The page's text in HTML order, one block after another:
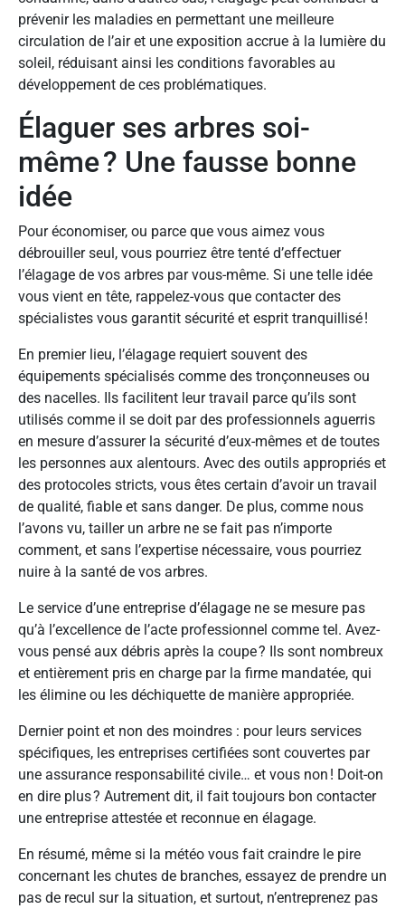
prévenir les maladies en permettant une meilleure
circulation de l’air et une exposition accrue à la lumière du
soleil, réduisant ainsi les conditions favorables au
développement de ces problématiques.
Élaguer ses arbres soi-
même ? Une fausse bonne
idée
Pour économiser, ou parce que vous aimez vous
débrouiller seul, vous pourriez être tenté d’effectuer
l’élagage de vos arbres par vous-même. Si une telle idée
vous vient en tête, rappelez-vous que contacter des
spécialistes vous garantit sécurité et esprit tranquillisé !
En premier lieu, l’élagage requiert souvent des
équipements spécialisés comme des tronçonneuses ou
des nacelles. Ils facilitent leur travail parce qu’ils sont
utilisés comme il se doit par des professionnels aguerris
en mesure d’assurer la sécurité d’eux-mêmes et de toutes
les personnes aux alentours. Avec des outils appropriés et
des protocoles stricts, vous êtes certain d’avoir un travail
de qualité, fiable et sans danger. De plus, comme nous
l’avons vu, tailler un arbre ne se fait pas n’importe
comment, et sans l’expertise nécessaire, vous pourriez
nuire à la santé de vos arbres.
Le service d’une entreprise d’élagage ne se mesure pas
qu’à l’excellence de l’acte professionnel comme tel. Avez-
vous pensé aux débris après la coupe ? Ils sont nombreux
et entièrement pris en charge par la firme mandatée, qui
les élimine ou les déchiquette de manière appropriée.
Dernier point et non des moindres : pour leurs services
spécifiques, les entreprises certifiées sont couvertes par
une assurance responsabilité civile… et vous non ! Doit-on
en dire plus ? Autrement dit, il fait toujours bon contacter
une entreprise attestée et reconnue en élagage.
En résumé, même si la météo vous fait craindre le pire
concernant les chutes de branches, essayez de prendre un
pas de recul sur la situation, et surtout, n’entreprenez pas